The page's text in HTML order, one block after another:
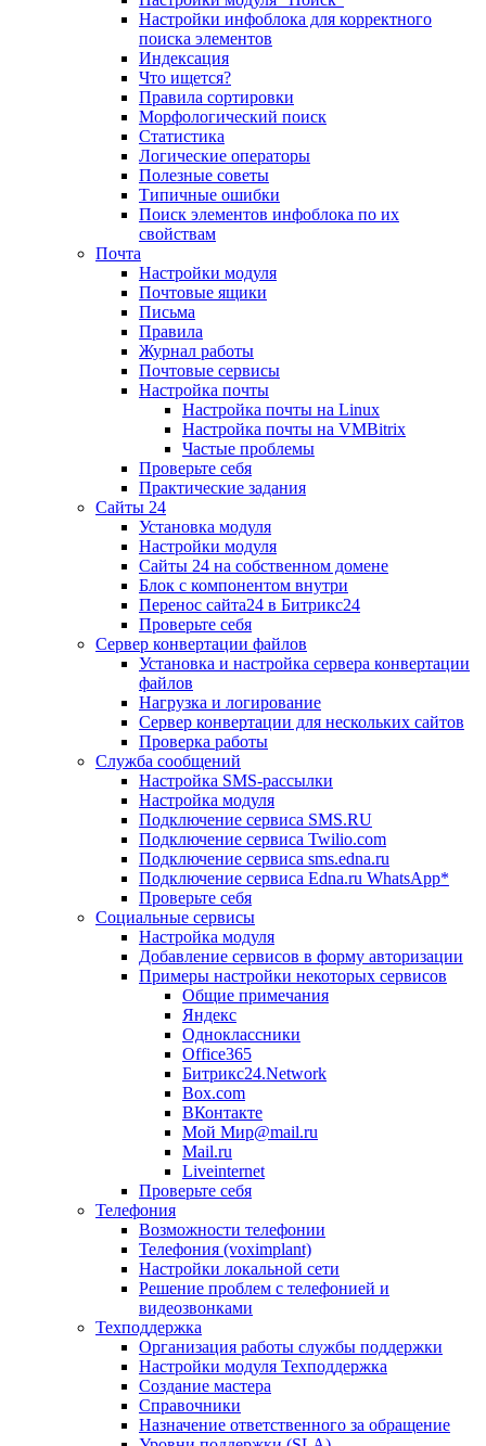
Настройки инфоблока для корректного
поиска элементов
Индексация
Что ищется?
Правила сортировки
Морфологический поиск
Статистика
Логические операторы
Полезные советы
Типичные ошибки
Поиск элементов инфоблока по их
свойствам
Почта
Настройки модуля
Почтовые ящики
Письма
Правила
Журнал работы
Почтовые сервисы
Настройка почты
Настройка почты на Linux
Настройка почты на VMBitrix
Частые проблемы
Проверьте себя
Практические задания
Сайты 24
Установка модуля
Настройки модуля
Сайты 24 на собственном домене
Блок с компонентом внутри
Перенос сайта24 в Битрикс24
Проверьте себя
Сервер конвертации файлов
Установка и настройка сервера конвертации
файлов
Нагрузка и логирование
Сервер конвертации для нескольких сайтов
Проверка работы
Служба сообщений
Настройка SMS-рассылки
Настройка модуля
Подключение сервиса SMS.RU
Подключение сервиса Twilio.com
Подключение сервиса sms.edna.ru
Подключение сервиса Edna.ru WhatsApp*
Проверьте себя
Социальные сервисы
Настройка модуля
Добавление сервисов в форму авторизации
Примеры настройки некоторых сервисов
Общие примечания
Яндекс
Одноклассники
Office365
Битрикс24.Network
Box.com
ВКонтакте
Мой Мир@mail.ru
Mail.ru
Liveinternet
Проверьте себя
Телефония
Возможности телефонии
Телефония (voximplant)
Настройки локальной сети
Решение проблем с телефонией и
видеозвонками
Техподдержка
Организация работы службы поддержки
Настройки модуля Техподдержка
Создание мастера
Справочники
Назначение ответственного за обращение